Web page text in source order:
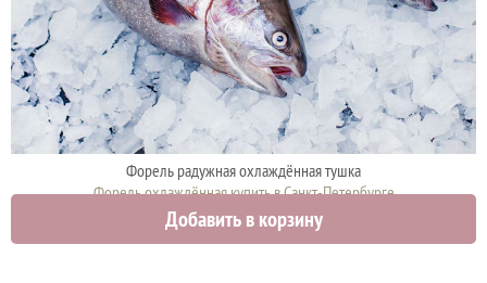
Форель радужная охлаждённая тушка
Форель охлаждённая купить в Санкт-Петербурге
1750 руб.
Добавить в корзину